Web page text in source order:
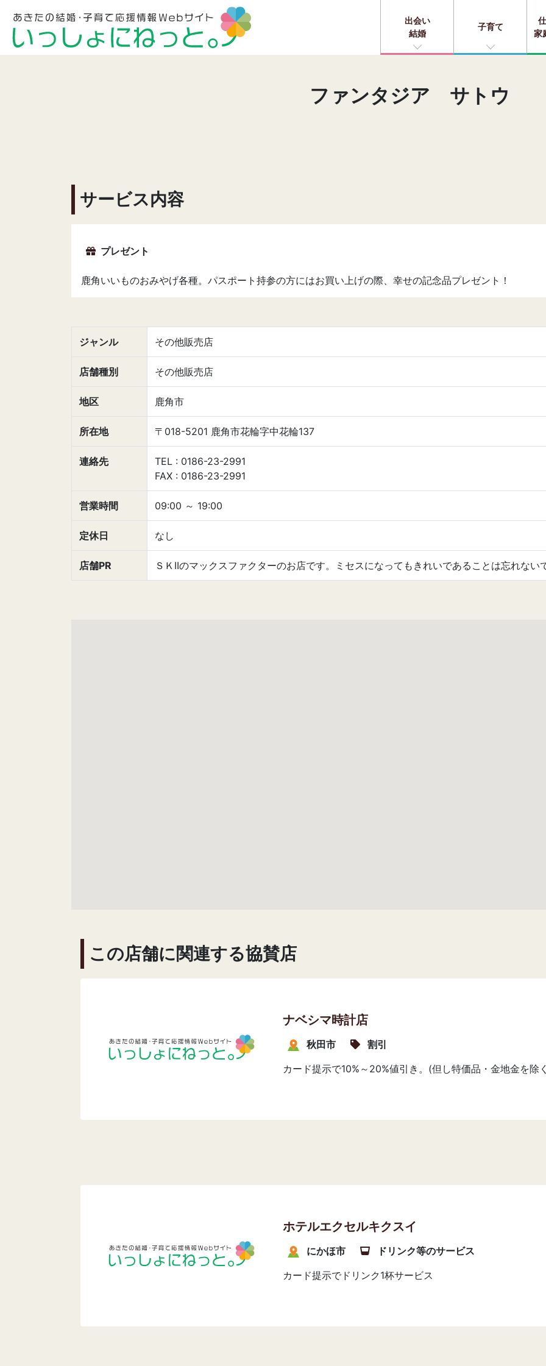
出会い
結婚
子育て
家
ファンタジア サトウ
サービス内容
プレゼント
鹿角いいものおみやげ各種。パスポート持参の方にはお買い上げの際、幸せの記念品プレゼント！
ジャンル その他販売店
店舗種別 その他販売店
地区 鹿角市
所在地 〒018-5201 鹿角市花輪字中花輪137
連絡先
TEL : 0186-23-2991
FAX : 0186-23-2991
営業時間 09:00 ～ 19:00
定休日 なし
店舗PR ＳＫIIのマックスファクターのお店です。ミセスになってもきれいであることは忘れない
この店舗に関連する協賛店
ナベシマ時計店
秋田市
割引
カード提示で10%～20%値引き。(但し特価品・金地金を除
ホテルエクセルキクスイ
にかほ市
ドリンク等のサービス
カード提示でドリンク1杯サービス